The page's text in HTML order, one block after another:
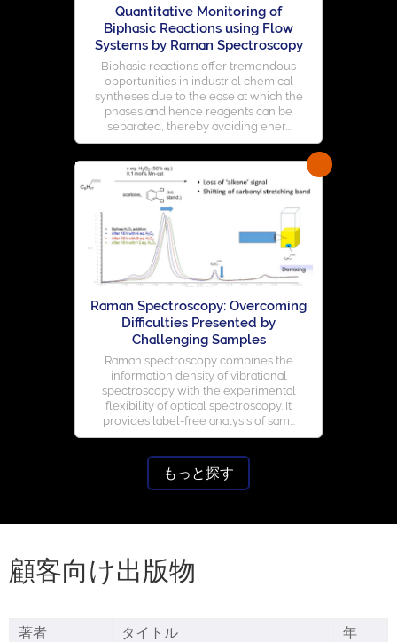
Quantitative Monitoring of
Biphasic Reactions using Flow
Systems by Raman Spectroscopy
Biphasic reactions offer tremendous
opportunities in industrial chemical
syntheses due to the ease at which the
phases and hence reagents can be
separated, thereby avoiding ener...
Raman Spectroscopy: Overcoming
Difficulties Presented by
Challenging Samples
Raman spectroscopy combines the
information density of vibrational
spectroscopy with the experimental
flexibility of optical spectroscopy. It
provides label-free analysis of sam...
もっと探す
顧客向け出版物
著者 タイトル 年